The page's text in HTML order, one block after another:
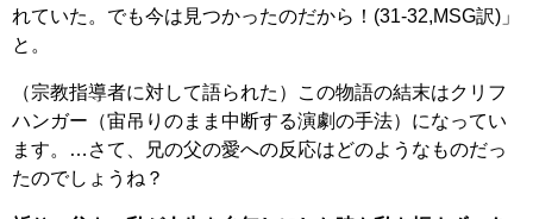
れていた。でも今は見つかったのだから！(31-32,MSG訳)」
と。
（宗教指導者に対して語られた）この物語の結末はクリフ
ハンガー（宙吊りのまま中断する演劇の手法）になってい
ます。…さて、兄の父の愛への反応はどのようなものだっ
たのでしょうね？